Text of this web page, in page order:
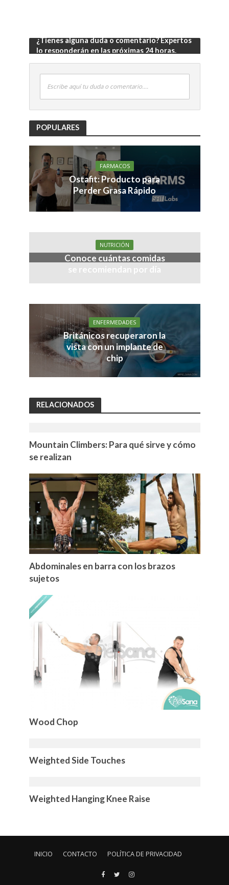
¿Tienes alguna duda o comentario? Expertos
lo responderán en las próximas 24 horas.
Escribe aquí tu duda o comentario....
POPULARES
FARMACOS
Ostafit: Producto para
Perder Grasa Rápido
NUTRICIÓN
Conoce cuántas comidas
se recomiendan por día
ENFERMEDADES
Británicos recuperaron la
vista con un implante de
chip
RELACIONADOS
Mountain Climbers: Para qué sirve y cómo
se realizan
Abdominales en barra con los brazos
sujetos
Wood Chop
Weighted Side Touches
Weighted Hanging Knee Raise
INICIO CONTACTO POLÍTICA DE PRIVACIDAD